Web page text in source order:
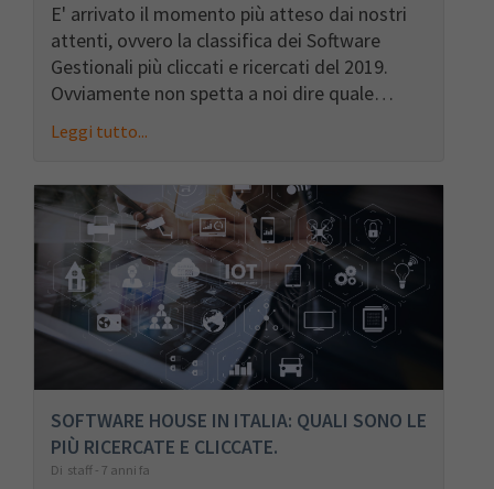
E' arrivato il momento più atteso dai nostri
attenti, ovvero la classifica dei Software
Gestionali più cliccati e ricercati del 2019.
Ovviamente non spetta a noi dire quale…
Leggi tutto...
SOFTWARE HOUSE IN ITALIA: QUALI SONO LE
PIÙ RICERCATE E CLICCATE.
Di staff - 7 anni fa